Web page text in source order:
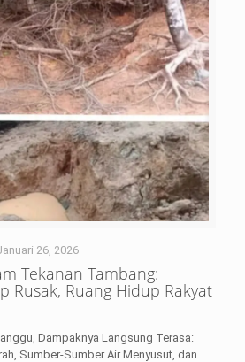
26, 2026
Tekanan Tambang:
Rusak, Ruang Hidup Rakyat
Dampaknya Langsung Terasa:
Sumber-Sumber Air Menyusut, dan